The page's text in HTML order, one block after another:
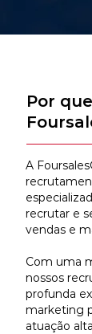
Por
A
recrutar e
vendas e
Com uma
nossos
profunda
marketing
atuação